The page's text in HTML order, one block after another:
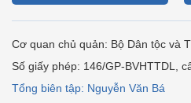
Cơ quan chủ quản: Bộ Dân tộc và
Số giấy phép: 146/GP-BVHTTDL,
Tổng biên tập: Nguyễn Văn Bá